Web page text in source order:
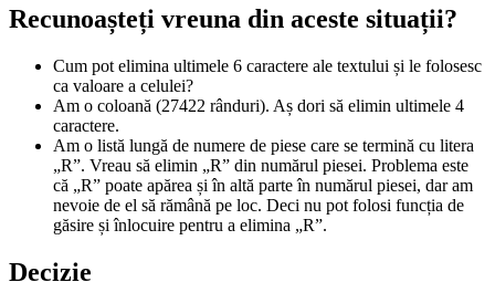
Recunoașteți vreuna din aceste situații?
Cum pot elimina ultimele 6 caractere ale textului și le folosesc
ca valoare a celulei?
Am o coloană (27422 rânduri). Aș dori să elimin ultimele 4
caractere.
Am o listă lungă de numere de piese care se termină cu litera
„R”. Vreau să elimin „R” din numărul piesei. Problema este
că „R” poate apărea și în altă parte în numărul piesei, dar am
nevoie de el să rămână pe loc. Deci nu pot folosi funcția de
găsire și înlocuire pentru a elimina „R”.
Decizie